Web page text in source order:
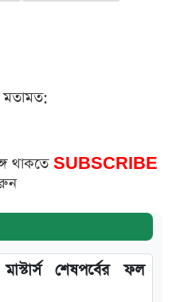
মতামত:
থাকতে SUBSCRIBE
শেষপর্বের ফল